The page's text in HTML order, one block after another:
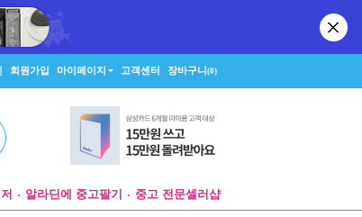
회원가입 마이페이지 고객센터 장바구니(0)
알라딘에 중고팔기 중고 전문셀러샵